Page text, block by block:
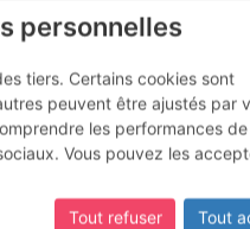
personnelles
tiers. Certains cookies sont
peuvent être ajustés par
les performances
Vous pouvez les
Tout refuser
Tout